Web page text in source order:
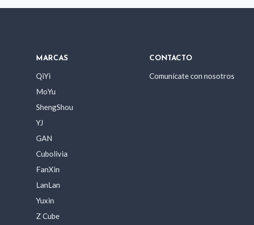
MARCAS
QiYi
MoYu
ShengShou
YJ
GAN
Cubolivia
FanXin
LanLan
Yuxin
Z Cube
CONTACTO
Comunícate con nosotros